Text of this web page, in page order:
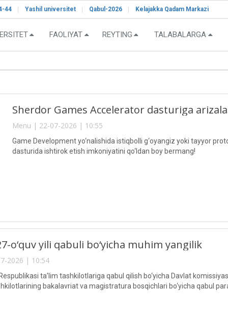
44 Yashil universitet Qabul-2026 Kelajakka Qadam Markazi
FAOLIYAT REYTING TALABALARGA
Sherdor Games Accelerator dasturiga
Menu | 22-07-2026 | 10:55
Game Development yo‘nalishida istiqbolli g‘oyangiz yoki tayyor
dasturida ishtirok etish imkoniyatini qo‘ldan boy bermang!
o‘quv yili qabuli bo‘yicha muhim yangilik
2026 | 10:54
ta’lim tashkilotlariga qabul qilish bo‘yicha Davlat
bakalavriat va magistratura bosqichlari bo‘yicha qabul